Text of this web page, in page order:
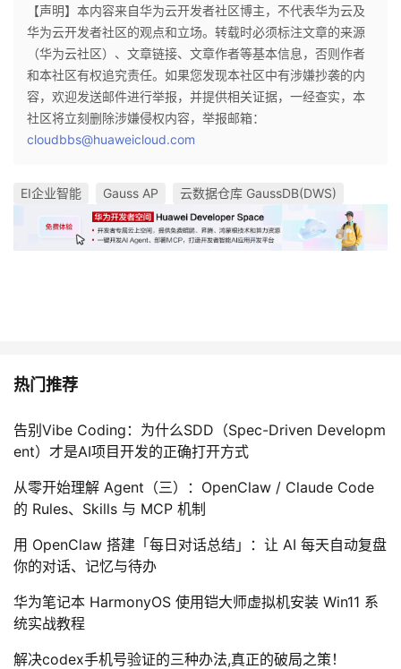
【声明】本内容来自华为云开发者社区博主，不代表华为云及
华为云开发者社区的观点和立场。转载时必须标注文章的来源
（华为云社区）、文章链接、文章作者等基本信息，否则作者
和本社区有权追究责任。如果您发现本社区中有涉嫌抄袭的内
容，欢迎发送邮件进行举报，并提供相关证据，一经查实，本
社区将立刻删除涉嫌侵权内容，举报邮箱：
cloudbbs@huaweicloud.com
EI企业智能 Gauss AP 云数据仓库 GaussDB(DWS)
热门推荐
告别Vibe Coding：为什么SDD（Spec-Driven Developm
ent）才是AI项目开发的正确打开方式
从零开始理解 Agent（三）：OpenClaw / Claude Code
的 Rules、Skills 与 MCP 机制
用 OpenClaw 搭建「每日对话总结」：让 AI 每天自动复盘
你的对话、记忆与待办
华为笔记本 HarmonyOS 使用铠大师虚拟机安装 Win11 系
统实战教程
解决codex手机号验证的三种办法,真正的破局之策！